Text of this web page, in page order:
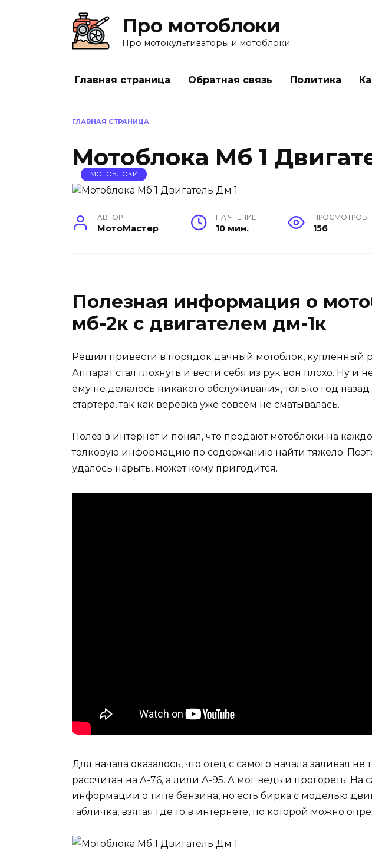
Про мотоблоки
Про мотокультиваторы и мотоблоки
Главная страница Обратная связь Политика
ГЛАВНАЯ СТРАНИЦА
Мотоблока Мб 1
МОТОБЛОКИ
АВТОР
МотоМастер
НА ЧТЕНИЕ
10 мин.
ПРОСМОТРОВ
156
Полезная информация о
мб-2к с двигателем дм-1к
Решил привести в порядок дачный мотоблок, купленный
Аппарат стал глохнуть и вести себя из рук вон плохо. Ну и
ему не делалось никакого обслуживания, только год
стартера, так как веревка уже совсем не сматывалась.
Полез в интернет и понял, что продают мотоблоки на
толковую информацию по содержанию найти тяжело.
удалось нарыть, может кому пригодится.
Для начала оказалось, что отец с самого начала заливал не
рассчитан на А-76, а лили А-95. А мог ведь и прогореть. На
информации о типе бензина, но есть бирка с моделью
табличка, взятая где то в интернете, по которой можно